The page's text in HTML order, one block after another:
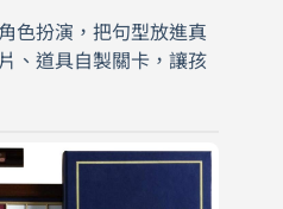
色扮演，把句型放進真
、道具自製關卡，讓孩